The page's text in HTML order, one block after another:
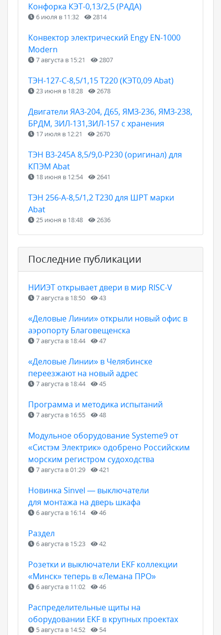
Конфорка КЭТ-0,13/2,5 (РАДА)
6 июля в 11:32 2814
Конвектор электрический Engy EN-1000
Modern
7 августа в 15:21 2807
ТЭН-127-С-8,5/1,15 Т220 (КЭТ0,09 Abat)
23 июня в 18:28 2678
Двигатели ЯАЗ-204, Д65, ЯМЗ-236, ЯМЗ-238,
БРДМ, ЗИЛ-131,ЗИЛ-157 с хранения
17 июля в 12:21 2670
ТЭН B3-245A 8,5/9,0-P230 (оригинал) для
КПЭМ Abat
18 июня в 12:54 2641
ТЭН 256-А-8,5/1,2 Т230 для ШРТ марки
Abat
25 июня в 18:48 2636
Последние публикации
НИИЭТ открывает двери в мир RISC-V
7 августа в 18:50 43
«Деловые Линии» открыли новый офис в
аэропорту Благовещенска
7 августа в 18:44 47
«Деловые Линии» в Челябинске
переезжают на новый адрес
7 августа в 18:44 45
Программа и методика испытаний
7 августа в 16:55 48
Модульное оборудование Systeme9 от
«Систэм Электрик» одобрено Российским
морским регистром судоходства
7 августа в 01:29 421
Новинка Sinvel — выключатели
для монтажа на дверь шкафа
6 августа в 16:14 46
Раздел
6 августа в 15:23 42
Розетки и выключатели EKF коллекции
«Минск» теперь в «Лемана ПРО»
6 августа в 11:02 46
Распределительные щиты на
оборудовании EKF в крупных проектах
5 августа в 14:52 54